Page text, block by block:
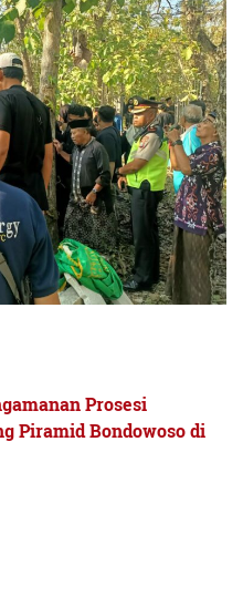
Prosesi
Piramid Bondowoso di